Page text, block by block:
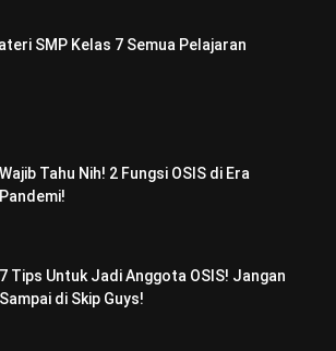
SMP Kelas 7 Semua Pelajaran
Wajib Tahu Nih! 2 Fungsi OSIS di Era
Pandemi!
7 Tips Untuk Jadi Anggota OSIS! Jangan
Sampai di Skip Guys!